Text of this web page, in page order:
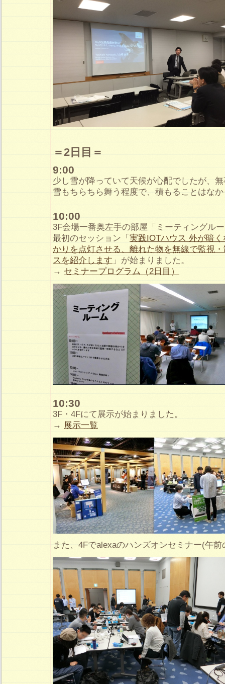
＝2日目＝
9:00
少し雪が降っていて天候が心配でしたが、
雪もちらちら舞う程度で、積もることはな
10:00
3F会場一番奥左手の部屋「ミーティングル
最初のセッション「 実践IOTハウス 外が暗
かりを点灯させる、離れた物を無線で監視
スを紹介します 」が始まりました。
→ セミナープログラム（2日目）
10:30
3F・4Fにて展示が始まりました。
→ 展示一覧
また、4Fでalexaのハンズオンセミナー(午